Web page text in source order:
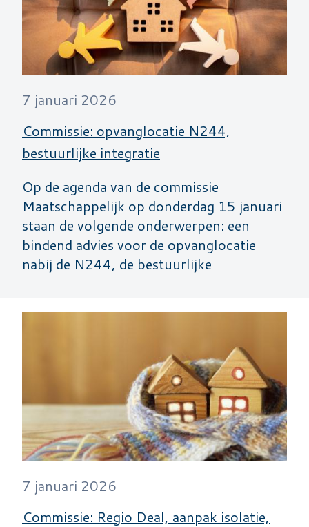
7 januari 2026
Commissie: opvanglocatie N244,
bestuurlijke integratie
Op de agenda van de commissie
Maatschappelijk op donderdag 15 januari
staan de volgende onderwerpen: een
bindend advies voor de opvanglocatie
nabij de N244, de bestuurlijke
7 januari 2026
Commissie: Regio Deal, aanpak isolatie,